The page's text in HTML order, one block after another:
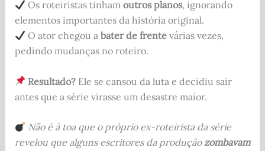
Os roteiristas tinham outros planos, ignorando
elementos importantes da história original.
O ator chegou a bater de frentevárias vezes,
pedindo mudanças no roteiro.
Resultado?Ele se cansou da luta e decidiu sair
antes que a série virasse um desastre maior.
Não é à toa que o próprio ex-roteirista da série
revelou que alguns escritores da produçãozombavam